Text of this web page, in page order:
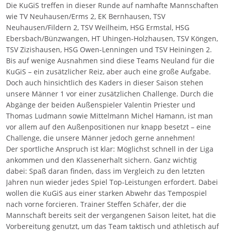
Die KuGiS treffen in dieser Runde auf namhafte Mannschaften
wie TV Neuhausen/Erms 2, EK Bernhausen, TSV
Neuhausen/Fildern 2, TSV Weilheim, HSG Ermstal, HSG
Ebersbach/Bünzwangen, HT Uhingen-Holzhausen, TSV Köngen,
TSV Zizishausen, HSG Owen-Lenningen und TSV Heiningen 2.
Bis auf wenige Ausnahmen sind diese Teams Neuland für die
KuGiS – ein zusätzlicher Reiz, aber auch eine große Aufgabe.
Doch auch hinsichtlich des Kaders in dieser Saison stehen
unsere Männer 1 vor einer zusätzlichen Challenge. Durch die
Abgänge der beiden Außenspieler Valentin Priester und
Thomas Ludmann sowie Mittelmann Michel Hamann, ist man
vor allem auf den Außenpositionen nur knapp besetzt – eine
Challenge, die unsere Männer jedoch gerne annehmen!
Der sportliche Anspruch ist klar: Möglichst schnell in der Liga
ankommen und den Klassenerhalt sichern. Ganz wichtig
dabei: Spaß daran finden, dass im Vergleich zu den letzten
Jahren nun wieder jedes Spiel Top-Leistungen erfordert. Dabei
wollen die KuGiS aus einer starken Abwehr das Tempospiel
nach vorne forcieren. Trainer Steffen Schäfer, der die
Mannschaft bereits seit der vergangenen Saison leitet, hat die
Vorbereitung genutzt, um das Team taktisch und athletisch auf